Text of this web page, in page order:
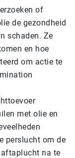
of
de gezondheid
schaden. Ze
en hoe
om actie te
met olie en
perslucht om de
na te